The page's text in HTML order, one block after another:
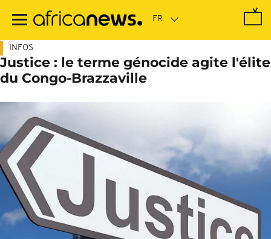
contenu
INFOS
Justice : le terme génocide agite l'élite
du Congo-Brazzaville